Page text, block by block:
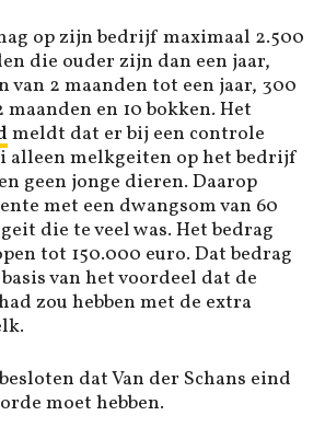
op zijn bedrijf maximaal 2.500
die ouder zijn dan een jaar,
van 2 maanden tot een jaar, 300
en 10 bokken. Het
meldt dat er bij een controle
alleen melkgeiten op het bedrijf
geen jonge dieren. Daarop
met een dwangsom van 60
die te veel was. Het bedrag
tot 150.000 euro. Dat bedrag
van het voordeel dat de
zou hebben met de extra
dat Van der Schans eind
moet hebben.